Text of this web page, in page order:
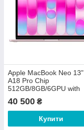
Apple MacBook Neo 13"
A18 Pro Chip
512GB/8GB/6GPU with
(MHFJ4)
40 500 ₴
Купити